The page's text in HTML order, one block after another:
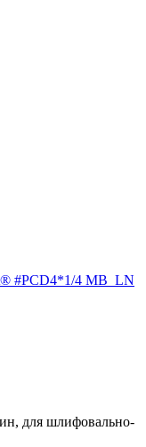
#PCD4*1/4 MB_LN
для шлифовально-